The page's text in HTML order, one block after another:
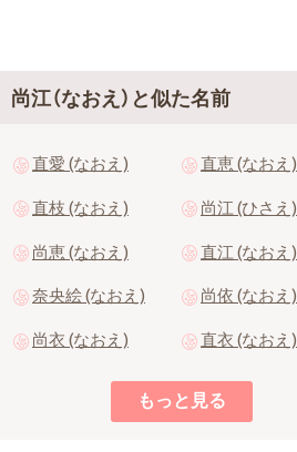
尚江（なおえ）と似た名前
直愛 (なおえ)
直恵 (なおえ)
直枝 (なおえ)
尚江 (ひさえ)
尚恵 (なおえ)
直江 (なおえ)
奈央絵 (なおえ)
尚依 (なおえ)
尚衣 (なおえ)
直衣 (なおえ)